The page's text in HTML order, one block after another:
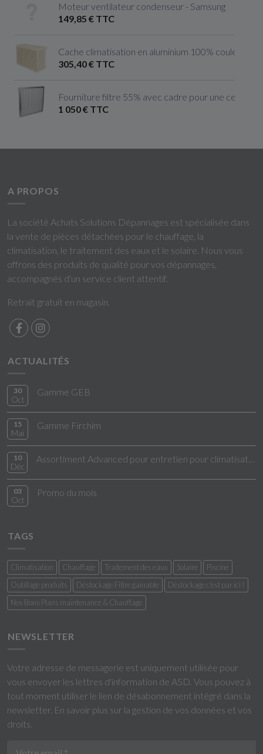
Moteur ventilateur condenseur - Samsung
149,85 € TTC
Cache climatisation en aluminium 100% couleur
305,40 € TTC
Fourniture filtre 55% avec cadre pour une
1 050 € TTC
A PROPOS
La société Achats Solutions Dépannages est spécialisée dans
la vente de pièces détachées pour le chauffage, la
climatisation, le traitement des eaux et le solaire. Nous vous
offrons des produits de qualité pour vos dépannages,
accompagnés d'un service client attentif.
Retrait gratuit en magasin.
ACTUALITÉS
30
Oct
Gamme GEB
15
Mai
Gamme Firchim
10
Déc
03
Oct
Promo du mois
TAGS
Climatisation Chauffage Traitement des eaux Solaire
Piscine
Outillage produits
Déstockage Filtre gainable
Déstockage c'est par ici !
Nos Bons Plans maintenance & Chauffage
NEWSLETTER
Votre adresse de messagerie est uniquement utilisée pour
vous envoyer les lettres d'information de ASD. Vous pouvez à
tout moment utiliser le lien de désabonnement intégré dans la
newsletter. En savoir plus sur la gestion de vos données et vos
droits